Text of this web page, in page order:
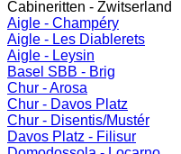
Cabineritten - Zwitserland
Aigle - Champéry
Aigle - Les Diablerets
Aigle - Leysin
Basel SBB - Brig
Chur - Arosa
Chur - Davos Platz
Chur - Disentis/Mustér
Davos Platz - Filisur